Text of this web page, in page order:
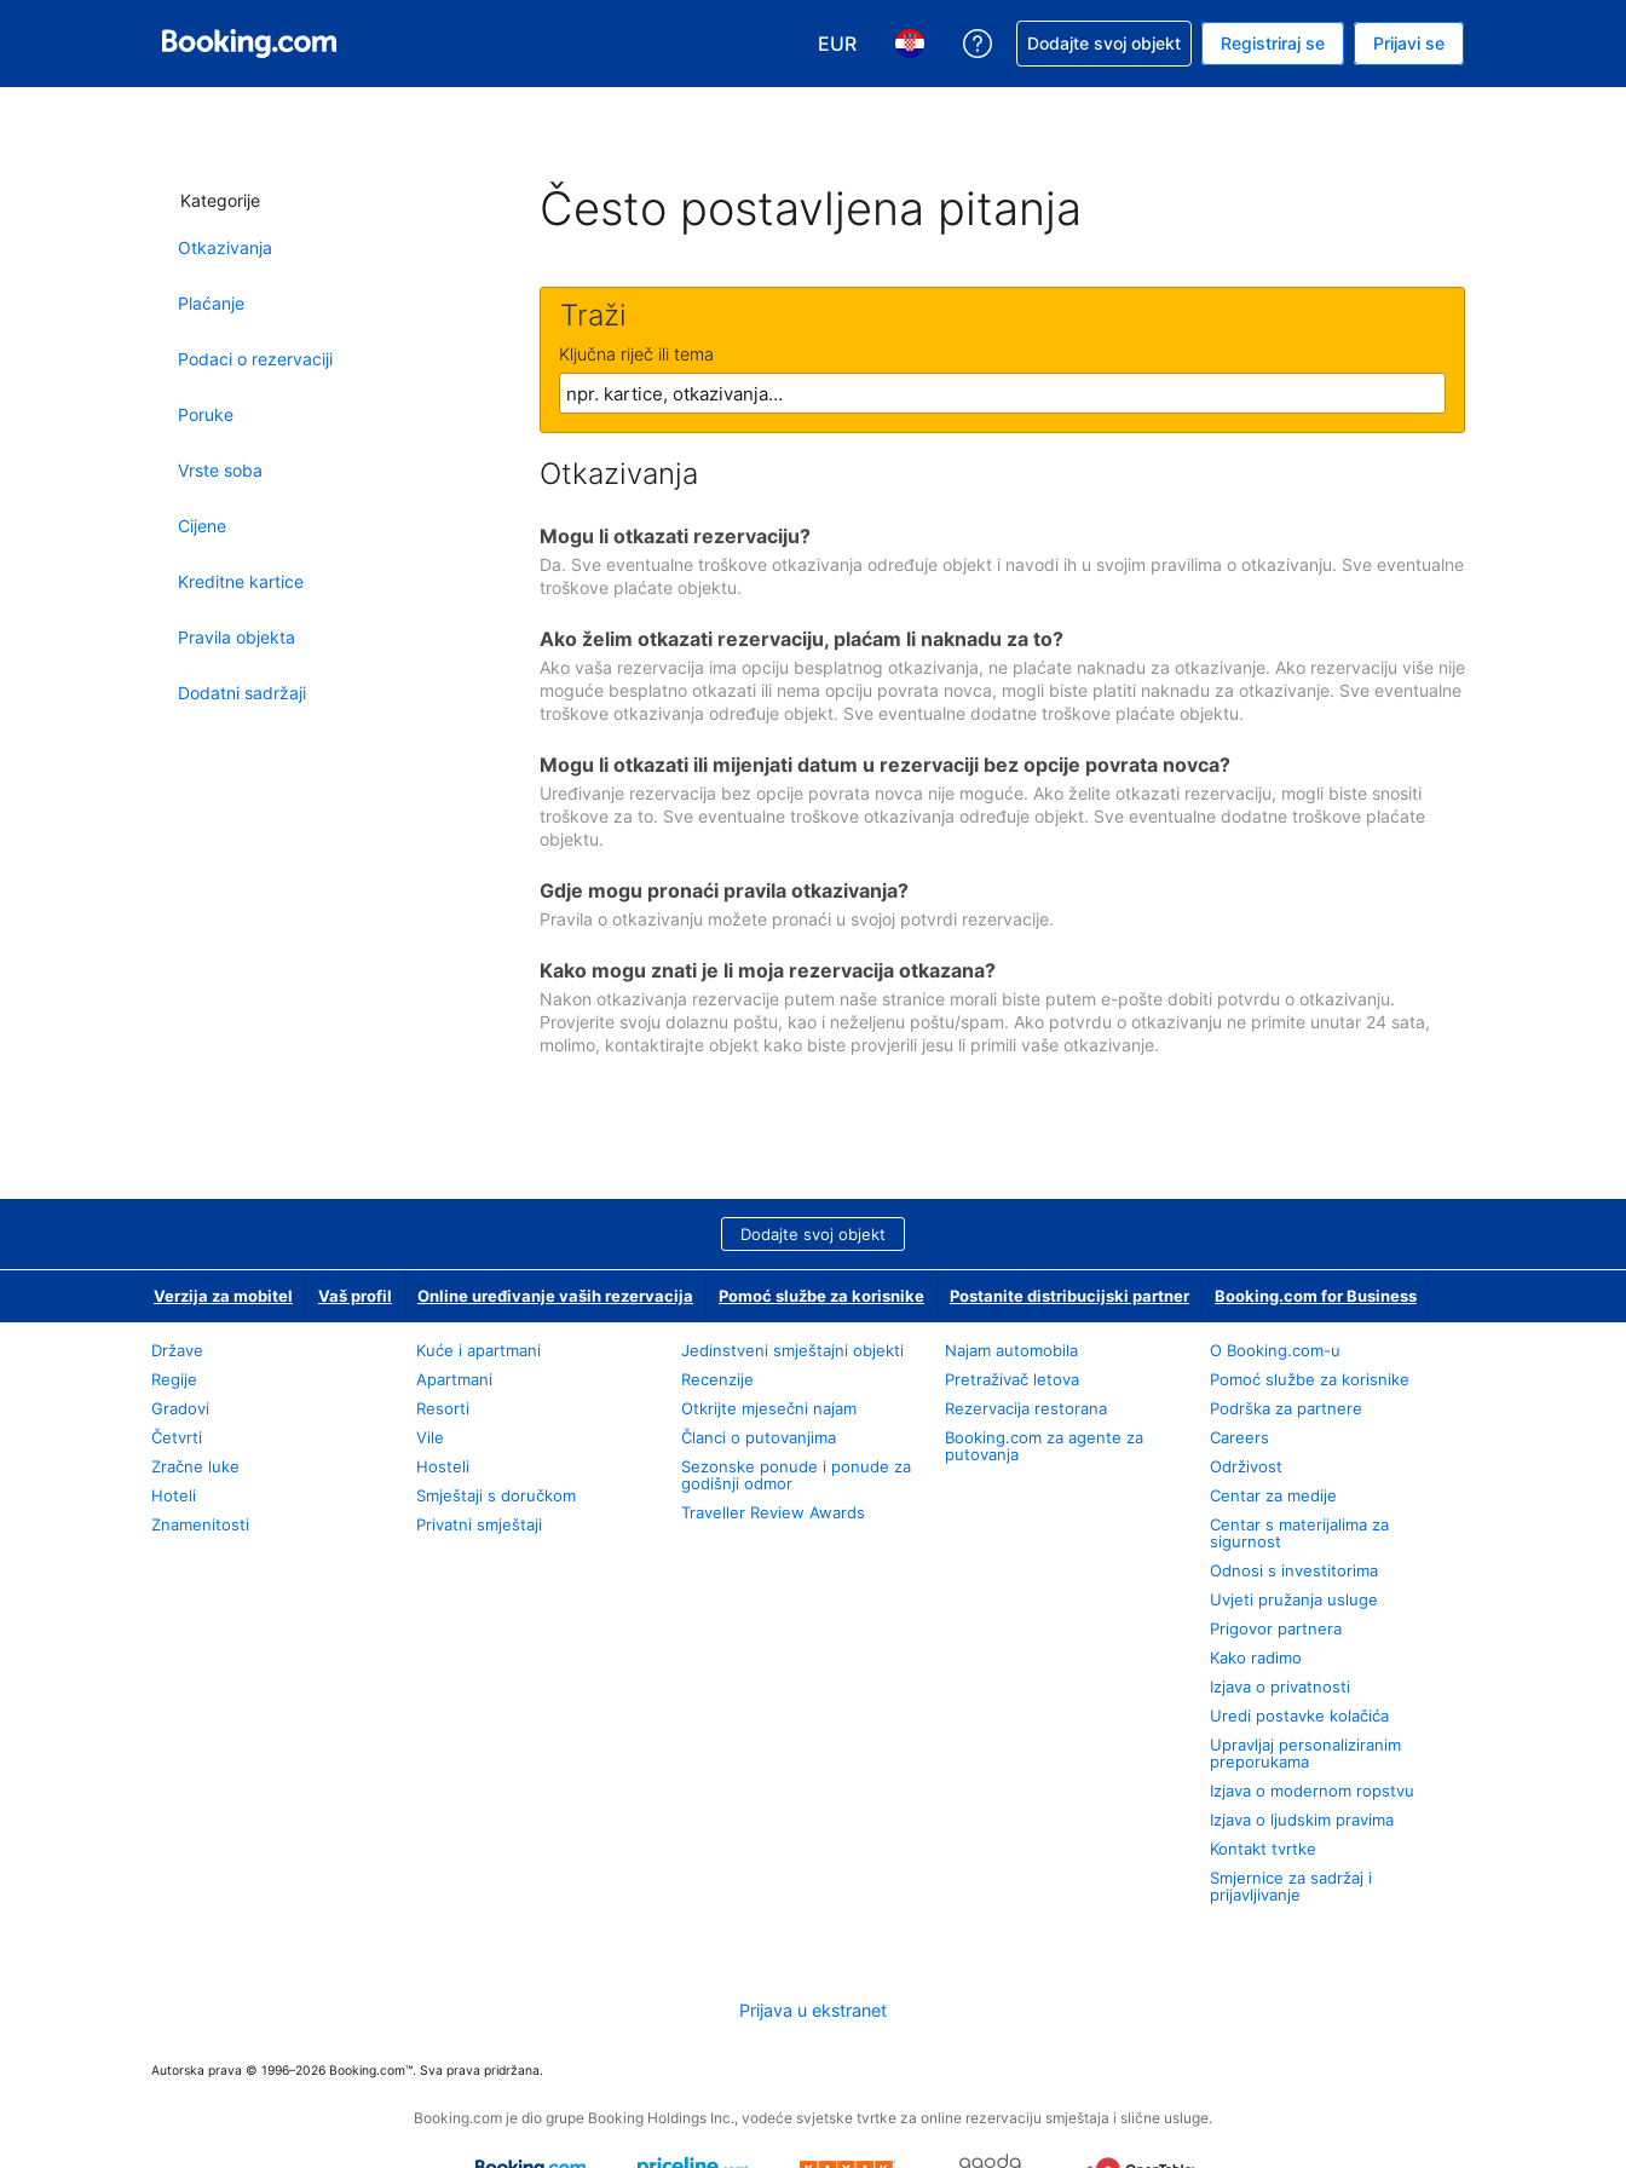
EUR
Odaberite valutu. Vaša je trenutačna valuta EUR
Odaberite svoj jezik. Vaš je trenutačni jezik Hrvatskom
Zatražite pomoć sa svojom rezervacijom
Dodajte svoj objekt Registriraj se Prijavi se
Kategorije
Otkazivanja
Plaćanje
Podaci o rezervaciji
Poruke
Vrste soba
Cijene
Kreditne kartice
Pravila objekta
Dodatni sadržaji
Često postavljena pitanja
Traži
Ključna riječ ili tema
Otkazivanja
Mogu li otkazati rezervaciju?
Da. Sve eventualne troškove otkazivanja određuje objekt i navodi ih u svojim pravilima o otkazivanju. Sve eventualne
troškove plaćate objektu.
Ako želim otkazati rezervaciju, plaćam li naknadu za to?
Ako vaša rezervacija ima opciju besplatnog otkazivanja, ne plaćate naknadu za otkazivanje. Ako rezervaciju više nije
moguće besplatno otkazati ili nema opciju povrata novca, mogli biste platiti naknadu za otkazivanje. Sve eventualne
troškove otkazivanja određuje objekt. Sve eventualne dodatne troškove plaćate objektu.
Mogu li otkazati ili mijenjati datum u rezervaciji bez opcije povrata novca?
Uređivanje rezervacija bez opcije povrata novca nije moguće. Ako želite otkazati rezervaciju, mogli biste snositi
troškove za to. Sve eventualne troškove otkazivanja određuje objekt. Sve eventualne dodatne troškove plaćate
objektu.
Gdje mogu pronaći pravila otkazivanja?
Pravila o otkazivanju možete pronaći u svojoj potvrdi rezervacije.
Kako mogu znati je li moja rezervacija otkazana?
Nakon otkazivanja rezervacije putem naše stranice morali biste putem e-pošte dobiti potvrdu o otkazivanju.
Provjerite svoju dolaznu poštu, kao i neželjenu poštu/spam. Ako potvrdu o otkazivanju ne primite unutar 24 sata,
molimo, kontaktirajte objekt kako biste provjerili jesu li primili vaše otkazivanje.
Dodajte svoj objekt
Verzija za mobitel Vaš profil Online uređivanje vaših rezervacija Pomoć službe za korisnike Postanite distribucijski partner Booking.com for Business
Države
Regije
Gradovi
Četvrti
Zračne luke
Hoteli
Znamenitosti
Kuće i apartmani
Apartmani
Resorti
Vile
Hosteli
Smještaji s doručkom
Privatni smještaji
Jedinstveni smještajni objekti
Recenzije
Otkrijte mjesečni najam
Članci o putovanjima
Sezonske ponude i ponude za
godišnji odmor
Traveller Review Awards
Najam automobila
Pretraživač letova
Rezervacija restorana
Booking.com za agente za
putovanja
O Booking.com-u
Pomoć službe za korisnike
Podrška za partnere
Careers
Održivost
Centar za medije
Centar s materijalima za
sigurnost
Odnosi s investitorima
Uvjeti pružanja usluge
Prigovor partnera
Kako radimo
Izjava o privatnosti
Uredi postavke kolačića
Upravljaj personaliziranim
preporukama
Izjava o modernom ropstvu
Izjava o ljudskim pravima
Kontakt tvrtke
Smjernice za sadržaj i
prijavljivanje
Prijava u ekstranet
Autorska prava © 1996–2026 Booking.com™. Sva prava pridržana.
Booking.com je dio grupe Booking Holdings Inc., vodeće svjetske tvrtke za online rezervaciju smještaja i slične usluge.